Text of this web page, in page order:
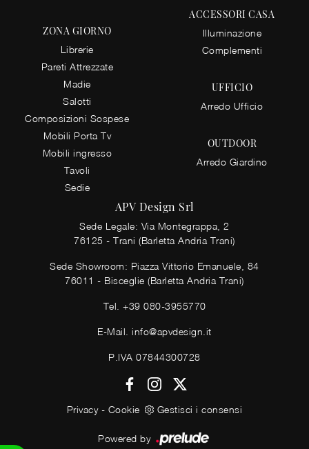
ZONA GIORNO
Librerie
Pareti Attrezzate
Madie
Salotti
Composizioni Sospese
Mobili Porta Tv
Mobili ingresso
Tavoli
Sedie
ACCESSORI CASA
Illuminazione
Complementi
UFFICIO
Arredo Ufficio
OUTDOOR
Arredo Giardino
APV Design Srl
Sede Legale: Via Montegrappa, 2
76125 - Trani (Barletta Andria Trani)
Sede Showroom: Piazza Vittorio Emanuele, 84
76011 - Bisceglie (Barletta Andria Trani)
Tel. +39 080-3955770
E-Mail.info@apvdesign.it
P.IVA 07844300728
Privacy- Cookie Gestisci i consensi
Powered by